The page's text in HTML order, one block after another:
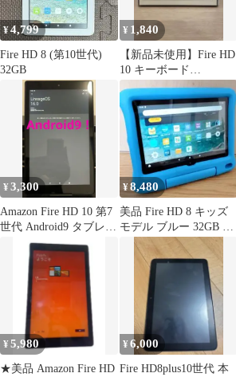
¥4,799
Fire HD 8 (第10世代)
32GB
¥ 1,840
【新品未使用】Fire HD
10 キーボード
B08WSHW5G2
¥3,300
Amazon Fire HD 10 第7
世代 Android9 タブレッ
¥8,480
美品 Fire HD 8 キッズ
モデル ブルー 32GB カ
バー付き
¥5,980
★美品 Amazon Fire HD
¥6,000
Fire HD8plus10世代 本